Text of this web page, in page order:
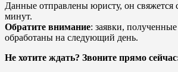
Данные отправлены юристу, он свяжется
минут.
Обратите внимание: заявки,
обработаны на следующий день.
Не хотите ждать? Звоните прямо